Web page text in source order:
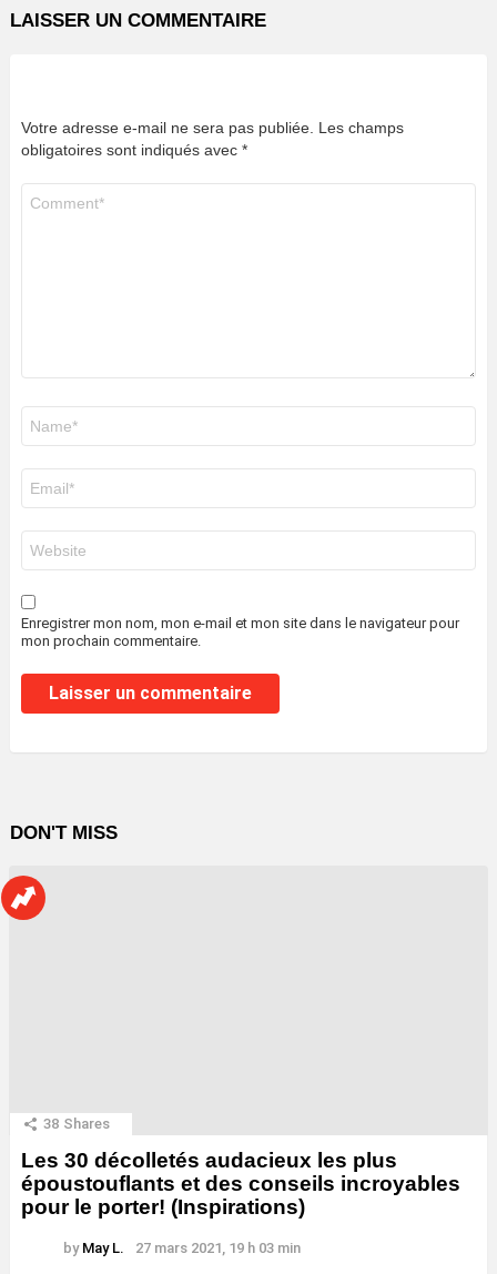
LAISSER UN COMMENTAIRE
Votre adresse e-mail ne sera pas publiée. Les champs
obligatoires sont indiqués avec *
mail
*
web
Enregistrer mon nom, mon e-mail et mon site dans le navigateur pour
mon prochain commentaire.
DON'T MISS
38 Shares
Les 30 décolletés audacieux les plus
époustouflants et des conseils incroyables
pour le porter! (Inspirations)
by May L. 27 mars 2021, 19 h 03 min